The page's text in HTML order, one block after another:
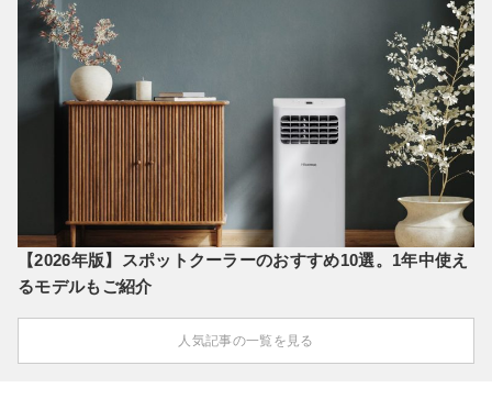
【2026年版】スポットクーラーのおすすめ10選。1年中使え
るモデルもご紹介
人気記事の一覧を見る